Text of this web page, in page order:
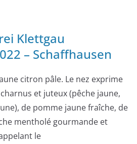
Klettgau
– Schaffhausen
citron pâle. Le nez exprime
et juteux (pêche jaune,
de pomme jaune fraîche, de
mentholé gourmande et
le